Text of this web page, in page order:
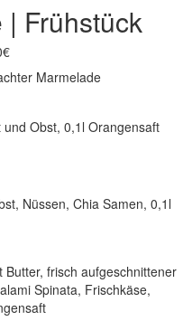
Frühstück
Marmelade
Obst, 0,1l Orangensaft
Nüssen, Chia Samen, 0,1l
frisch aufgeschnittener
Spinata, Frischkäse,